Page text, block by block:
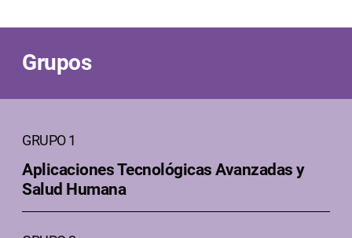
Grupos
GRUPO 1
Aplicaciones Tecnológicas Avanzadas y
Salud Humana